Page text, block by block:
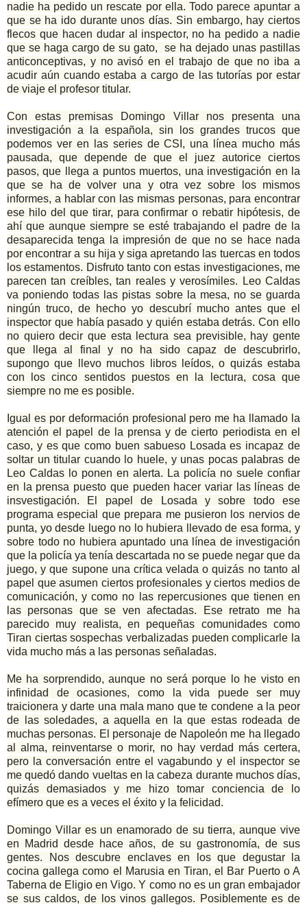
nadie ha pedido un rescate por ella. Todo parece apuntar a
que se ha ido durante unos días. Sin embargo, hay ciertos
flecos que hacen dudar al inspector, no ha pedido a nadie
que se haga cargo de su gato, se ha dejado unas pastillas
anticonceptivas, y no avisó en el trabajo de que no iba a
acudir aún cuando estaba a cargo de las tutorías por estar
de viaje el profesor titular.
Con estas premisas Domingo Villar nos presenta una
investigación a la española, sin los grandes trucos que
podemos ver en las series de CSI, una línea mucho más
pausada, que depende de que el juez autorice ciertos
pasos, que llega a puntos muertos, una investigación en la
que se ha de volver una y otra vez sobre los mismos
informes, a hablar con las mismas personas, para encontrar
ese hilo del que tirar, para confirmar o rebatir hipótesis, de
ahí que aunque siempre se esté trabajando el padre de la
desaparecida tenga la impresión de que no se hace nada
por encontrar a su hija y siga apretando las tuercas en todos
los estamentos. Disfruto tanto con estas investigaciones, me
parecen tan creíbles, tan reales y verosímiles. Leo Caldas
va poniendo todas las pistas sobre la mesa, no se guarda
ningún truco, de hecho yo descubrí mucho antes que el
inspector que había pasado y quién estaba detrás. Con ello
no quiero decir que esta lectura sea previsible, hay gente
que llega al final y no ha sido capaz de descubrirlo,
supongo que llevo muchos libros leídos, o quizás estaba
con los cinco sentidos puestos en la lectura, cosa que
siempre no me es posible.
Igual es por deformación profesional pero me ha llamado la
atención el papel de la prensa y de cierto periodista en el
caso, y es que como buen sabueso Losada es incapaz de
soltar un titular cuando lo huele, y unas pocas palabras de
Leo Caldas lo ponen en alerta. La policía no suele confiar
en la prensa puesto que pueden hacer variar las líneas de
insvestigación. El papel de Losada y sobre todo ese
programa especial que prepara me pusieron los nervios de
punta, yo desde luego no lo hubiera llevado de esa forma, y
sobre todo no hubiera apuntado una línea de investigación
que la policía ya tenía descartada no se puede negar que da
juego, y que supone una crítica velada o quizás no tanto al
papel que asumen ciertos profesionales y ciertos medios de
comunicación, y como no las repercusiones que tienen en
las personas que se ven afectadas. Ese retrato me ha
parecido muy realista, en pequeñas comunidades como
Tiran ciertas sospechas verbalizadas pueden complicarle la
vida mucho más a las personas señaladas.
Me ha sorprendido, aunque no será porque lo he visto en
infinidad de ocasiones, como la vida puede ser muy
traicionera y darte una mala mano que te condene a la peor
de las soledades, a aquella en la que estas rodeada de
muchas personas. El personaje de Napoleón me ha llegado
al alma, reinventarse o morir, no hay verdad más certera,
pero la conversación entre el vagabundo y el inspector se
me quedó dando vueltas en la cabeza durante muchos días,
quizás demasiados y me hizo tomar conciencia de lo
efímero que es a veces el éxito y la felicidad.
Domingo Villar es un enamorado de su tierra, aunque vive
en Madrid desde hace años, de su gastronomía, de sus
gentes. Nos descubre enclaves en los que degustar la
cocina gallega como el Marusia en Tiran, el Bar Puerto o A
Taberna de Eligio en Vigo. Y como no es un gran embajador
se sus caldos, de los vinos gallegos. Posiblemente es de